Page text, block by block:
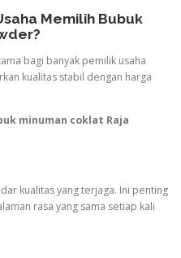
Memilih Bubuk
bagi banyak pemilik usaha
kualitas stabil dengan harga
minuman coklat Raja
kualitas yang terjaga. Ini penting
rasa yang sama setiap kali